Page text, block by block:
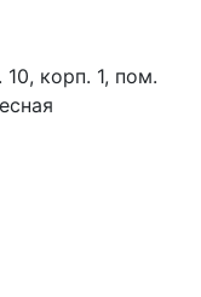
корп. 1, пом.